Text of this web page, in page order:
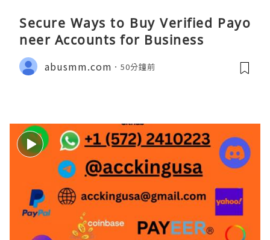
Secure Ways to Buy Verified Payo
neer Accounts for Business
abusmm.com 50分鐘前